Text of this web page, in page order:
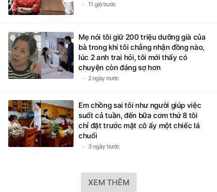
11 giờ trước
Mẹ nói tôi giữ 200 triệu dưỡng già của
bà trong khi tôi chẳng nhận đồng nào,
lúc 2 anh trai hỏi, tôi mới thấy có
chuyện còn đáng sợ hơn
2 ngày trước
Em chồng sai tôi như người giúp việc
suốt cả tuần, đến bữa cơm thứ 8 tôi
chỉ đặt trước mặt cô ấy một chiếc lá
chuối
3 ngày trước
XEM THÊM